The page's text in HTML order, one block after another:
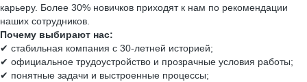
карьеру. Более 30% новичков приходят к нам по рекомендации
наших сотрудников.
Почему выбирают нас:
✔ стабильная компания с 30-летней историей;
✔ официальное трудоустройство и прозрачные условия работы;
✔ понятные задачи и выстроенные процессы;